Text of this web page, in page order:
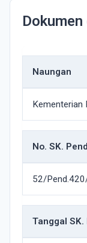
Naungan
Kementerian
No. SK.
52/
Tanggal